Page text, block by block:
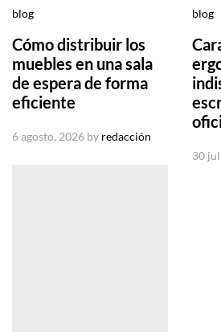
blog
Cómo distribuir los
muebles en una sala
de espera de forma
eficiente
6 agosto, 2026 by redacción
blog
30